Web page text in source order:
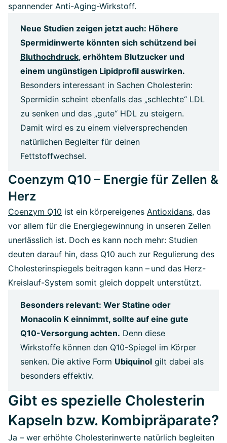
spannender Anti-Aging-Wirkstoff.
Neue Studien zeigen jetzt auch: Höhere
Spermidinwerte könnten sich schützend bei
Bluthochdruck, erhöhtem Blutzucker und
einem ungünstigen Lipidprofil auswirken.
Besonders interessant in Sachen Cholesterin:
Spermidin scheint ebenfalls das „schlechte“ LDL
zu senken und das „gute“ HDL zu steigern.
Damit wird es zu einem vielversprechenden
natürlichen Begleiter für deinen
Fettstoffwechsel.
Coenzym Q10 – Energie für Zellen &
Herz
Coenzym Q10 ist ein körpereigenes Antioxidans, das
vor allem für die Energiegewinnung in unseren Zellen
unerlässlich ist. Doch es kann noch mehr: Studien
deuten darauf hin, dass Q10 auch zur Regulierung des
Cholesterinspiegels beitragen kann – und das Herz-
Kreislauf-System somit gleich doppelt unterstützt.
Besonders relevant: Wer Statine oder
Monacolin K einnimmt, sollte auf eine gute
Q10-Versorgung achten. Denn diese
Wirkstoffe können den Q10-Spiegel im Körper
senken. Die aktive Form Ubiquinol gilt dabei als
besonders effektiv.
Gibt es spezielle Cholesterin
Kapseln bzw. Kombipräparate?
Ja – wer erhöhte Cholesterinwerte natürlich begleiten